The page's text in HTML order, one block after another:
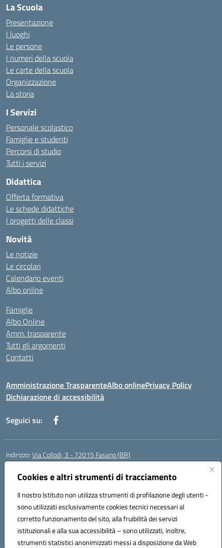
Cookies e altri strumenti di tracciamento
Il nostro Istituto non utilizza strumenti di profilazione degli utenti -
sono utilizzati esclusivamente cookies tecnici necessari al
corretto funzionamento del sito, alla fruibilità dei servizi
istituzionali e alla sua accessibilità – sono utilizzati, inoltre,
strumenti statistici anonimizzati messi a disposizione da Web
La Scuola
Presentazione
I luoghi
Le persone
I numeri della scuola
Le carte della scuola
Organizzazione
La storia
I Servizi
Personale scolastico
Famiglie e studenti
Percorsi di studio
Tutti i servizi
Didattica
Offerta formativa
Le schede didattiche
I progetti delle classi
Novità
Le notizie
Le circolari
Calendario eventi
Albo online
Famiglie
Albo Online
Amm. trasparente
Tutti gli argomenti
Contatti
Amministrazione TrasparenteAlbo onlinePrivacy Policy
Dichiarazione di accessibilità
Seguici su:
Indirizzo:Via Collodi, 3 - 72015 Fasano (BR)
Centralino:
Posta elettronica certificata (PEC):bric839004@pec.istruzione.it
Codice fiscale: 90059320748
Codice meccanografico:BRIC839004
Codice Indice delle Pubbliche Amministrazioni (IPA): istsc_bree02200r
Codice unico di fatturazione (CUF): MIL3BD